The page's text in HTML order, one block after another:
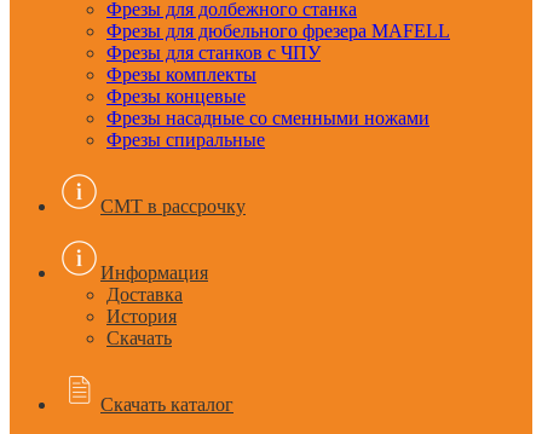
Фрезы для долбежного станка
Фрезы для дюбельного фрезера MAFELL
Фрезы для станков с ЧПУ
Фрезы комплекты
Фрезы концевые
Фрезы насадные со сменными ножами
Фрезы спиральные
CMT в рассрочку
Информация
Доставка
История
Скачать
Скачать каталог